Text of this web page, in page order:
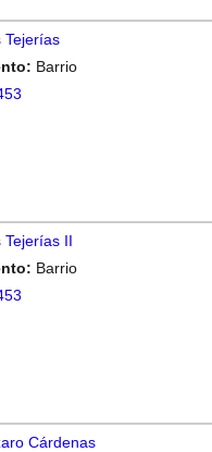
Tejerías
Barrio
Tejerías II
Barrio
Cárdenas